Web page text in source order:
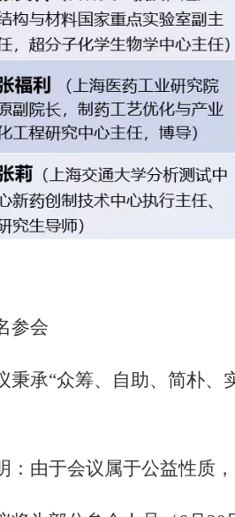
参会
秉承“众筹、自助、简朴、
：由于会议属于公益性质